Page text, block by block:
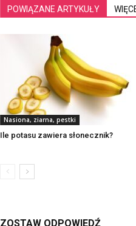
POWIĄZANE ARTYKUŁY
Nasiona, ziarna, pestki
Ile potasu zawiera słonecznik?
ZOSTAW ODPOWIEDŹ